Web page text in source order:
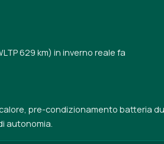
629 km) in inverno reale fa
pre-condizionamento batteria
autonomia.